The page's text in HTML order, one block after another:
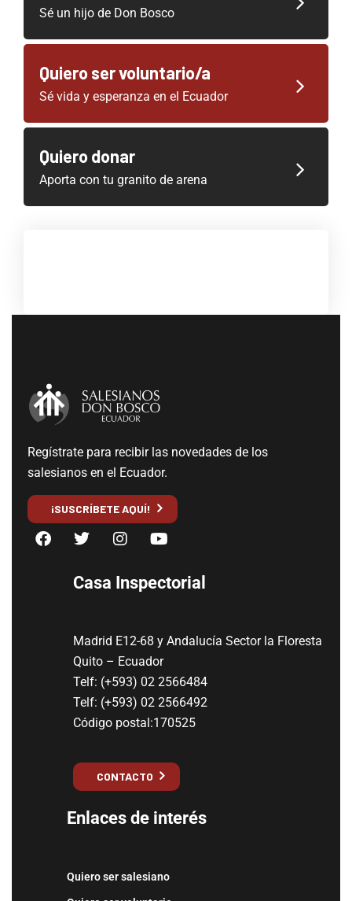
Sé un hijo de Don Bosco
Quiero ser voluntario/a
Sé vida y esperanza en el Ecuador
Quiero donar
Aporta con tu granito de arena
Regístrate para recibir las novedades de los
salesianos en el Ecuador.
¡SUSCRÍBETE AQUÍ!
Casa Inspectorial
Madrid E12-68 y Andalucía Sector la Floresta
Quito – Ecuador
Telf: (+593) 02 2566484
Telf: (+593) 02 2566492
Código postal:170525
CONTACTO
Enlaces de interés
Quiero ser salesiano